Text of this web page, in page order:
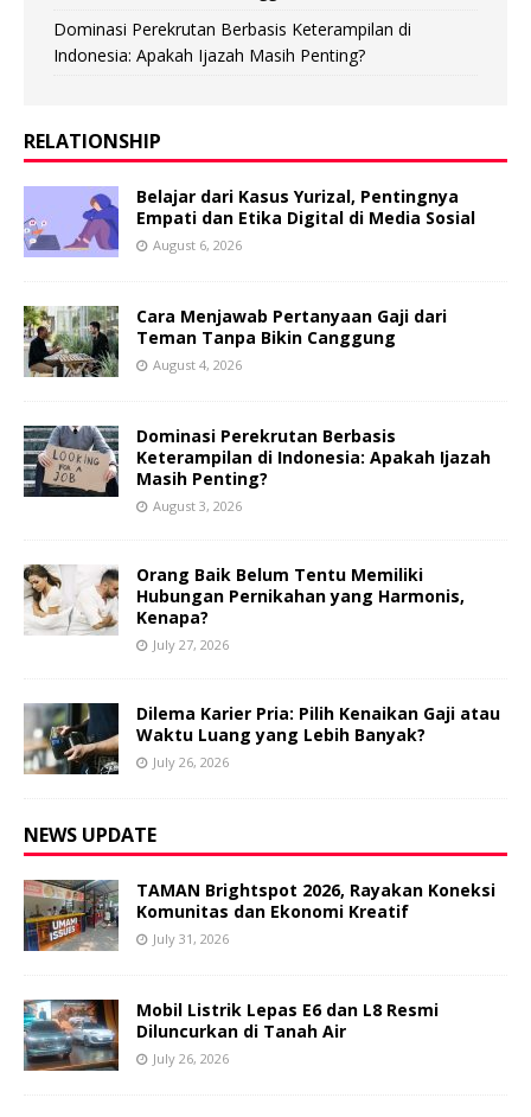
Dominasi Perekrutan Berbasis Keterampilan di
Indonesia: Apakah Ijazah Masih Penting?
RELATIONSHIP
Belajar dari Kasus Yurizal, Pentingnya
Empati dan Etika Digital di Media Sosial
August 6, 2026
Cara Menjawab Pertanyaan Gaji dari
Teman Tanpa Bikin Canggung
August 4, 2026
Dominasi Perekrutan Berbasis
Keterampilan di Indonesia: Apakah Ijazah
Masih Penting?
August 3, 2026
Orang Baik Belum Tentu Memiliki
Hubungan Pernikahan yang Harmonis,
Kenapa?
July 27, 2026
Dilema Karier Pria: Pilih Kenaikan Gaji atau
Waktu Luang yang Lebih Banyak?
July 26, 2026
NEWS UPDATE
TAMAN Brightspot 2026, Rayakan Koneksi
Komunitas dan Ekonomi Kreatif
July 31, 2026
Mobil Listrik Lepas E6 dan L8 Resmi
Diluncurkan di Tanah Air
July 26, 2026